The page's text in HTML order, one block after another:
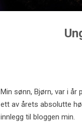
Min sønn, Bjørn, var i
ett av årets absolutte
innlegg til bloggen min.